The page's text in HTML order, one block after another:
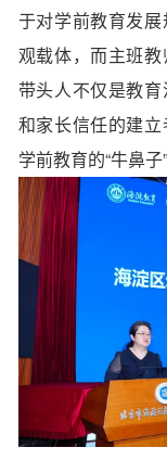
于对学前教育发
观载体，而主班
带头人不仅是教
和家长信任的建
学前教育的“牛鼻子”